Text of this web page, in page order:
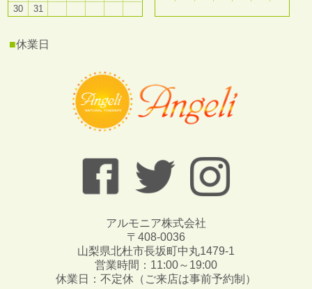
30
31
■休業日
アルモニア株式会社
〒408-0036
山梨県北杜市長坂町中丸1479-1
営業時間：11:00～19:00
休業日：不定休（ご来店は事前予約制）